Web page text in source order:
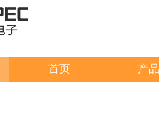
首页 产